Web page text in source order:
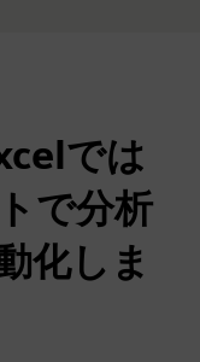
では
で分析
化しま